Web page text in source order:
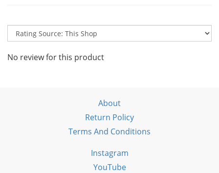
No review for this product
About
Return Policy
Terms And Conditions
Instagram
YouTube